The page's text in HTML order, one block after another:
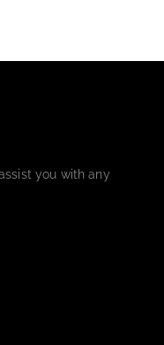
you with any